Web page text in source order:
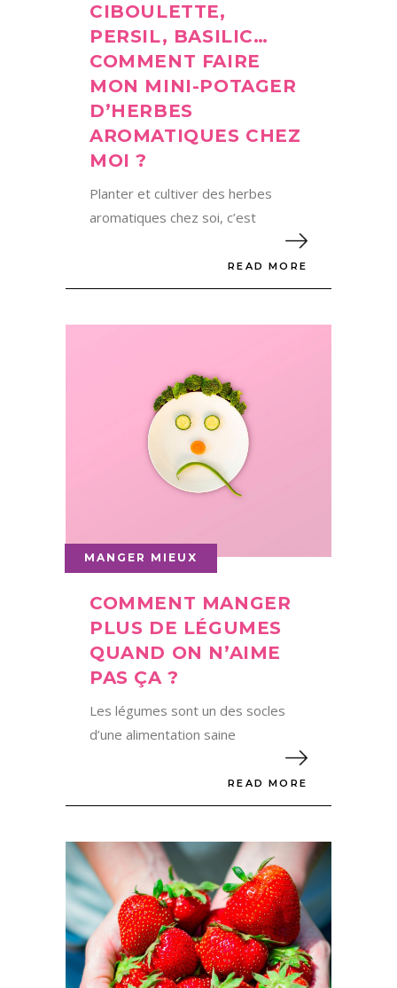
CIBOULETTE,
PERSIL, BASILIC…
COMMENT FAIRE
MON MINI-POTAGER
D’HERBES
AROMATIQUES CHEZ
MOI ?
Planter et cultiver des herbes
aromatiques chez soi, c’est
READ MORE
MANGER MIEUX
COMMENT MANGER
PLUS DE LÉGUMES
QUAND ON N’AIME
PAS ÇA ?
Les légumes sont un des socles
d’une alimentation saine
READ MORE